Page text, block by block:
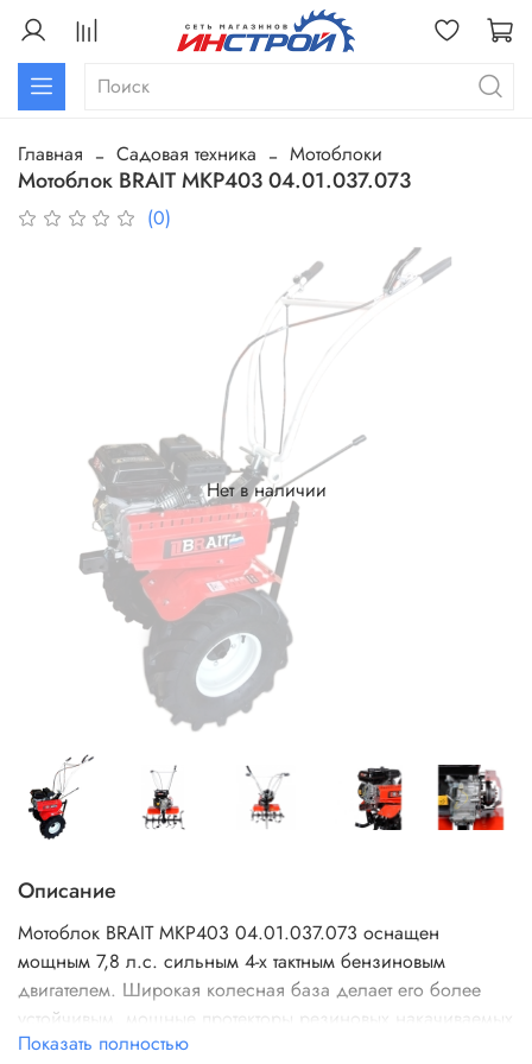
Главная Садовая техника Мотоблоки
Мотоблок BRAIT MKP403 04.01.037.073
(0)
Нет в наличии
Описание
Мотоблок BRAIT MKP403 04.01.037.073 оснащен
мощным 7,8 л.с. сильным 4-х тактным бензиновым
двигателем. Широкая колесная база делает его более
устойчивым, мощные протекторы резиновых накачиваемых
шин повышают уровень проходимости. Для данного
Показать полностью